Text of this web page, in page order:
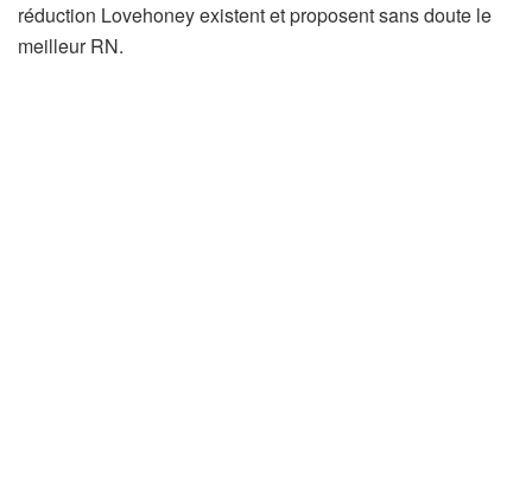
réduction Lovehoney existent et proposent sans doute le
meilleur RN.